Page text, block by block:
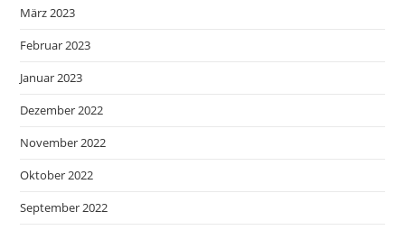
März 2023
Februar 2023
Januar 2023
Dezember 2022
November 2022
Oktober 2022
September 2022